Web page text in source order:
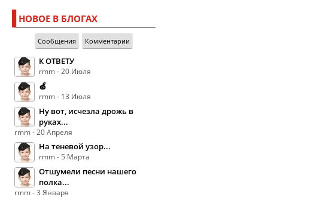
НОВОЕ В БЛОГАХ
Сообщения Комментарии
К ОТВЕТУ
rmm - 20 Июля
🍏
rmm - 13 Июля
Ну вот, исчезла дрожь в
руках...
rmm - 20 Апреля
На теневой узор...
rmm - 5 Марта
Отшумели песни нашего
полка...
rmm - 3 Января